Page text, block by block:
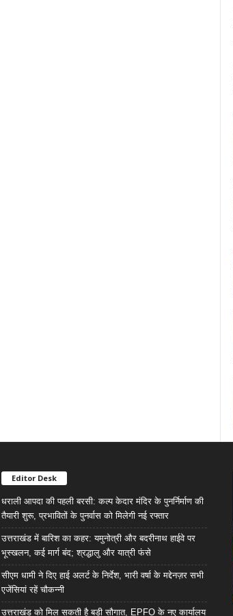
Editor Desk
धराली आपदा की पहली बरसी: कल्प केदार मंदिर के पुनर्निर्माण की
तैयारी शुरू, प्रभावितों के पुनर्वास को मिलेगी नई रफ्तार
उत्तराखंड में बारिश का कहर: यमुनोत्री और बदरीनाथ हाईवे पर
भूस्खलन, कई मार्ग बंद; श्रद्धालु और यात्री फंसे
सीएम धामी ने दिए हाई अलर्ट के निर्देश, भारी वर्षा के मद्देनज़र सभी
एजेंसियां रहें चौकन्नी
उत्तराखंड को मिल सकती है बड़ी सौगात, EPFO के नए कार्यालय